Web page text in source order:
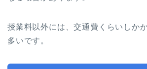
授業料以外には、交通費くらいしか
多いです。